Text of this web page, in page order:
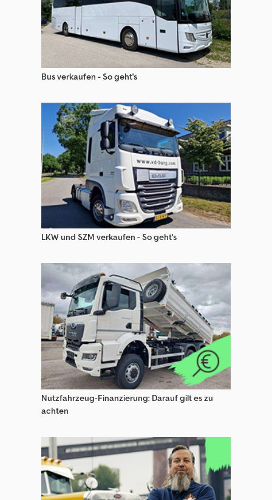
Volumen Sattelzugmaschine (Szm)
Volvo Sattelzugmaschinen
Bus verkaufen - So geht's
LKW und SZM verkaufen - So geht's
Nutzfahrzeug-Finanzierung: Darauf gilt es zu
achten